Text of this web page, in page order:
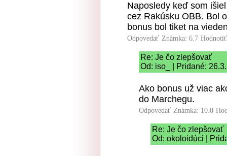
Naposledy keď som
cez Rakúsku OBB. Bol
bonus bol tiket na
Odpovedať Známka: 6.7
Re: Je čo zlepšovať
Od: iso_ | Pridané:
Ako bonus už viac
do Marchegu.
Odpovedať Známka: 10.0
Re: Je čo zlepšovať
Od: okoloidúci |